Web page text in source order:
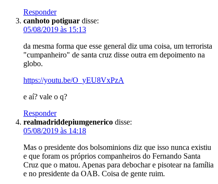
Responder
canhoto potiguar disse:
05/08/2019 às 15:13
da mesma forma que esse general diz uma coisa, um terrorista
"cumpanheiro" de santa cruz disse outra em depoimento na
globo.
https://youtu.be/O_yEU8VxPzA
e aí? vale o q?
Responder
realmadriddepiumgenerico disse:
05/08/2019 às 14:18
Mas o presidente dos bolsominions diz que isso nunca existiu
e que foram os próprios companheiros do Fernando Santa
Cruz que o matou. Apenas para debochar e pisotear na família
e no presidente da OAB. Coisa de gente ruim.